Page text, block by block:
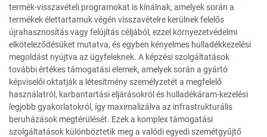
termék-visszavételi programokat is kínálnak, amelyek során a
termékek élettartamuk végén visszavételre kerülnek felelős
újrahasznosítás vagy felújítás céljából, ezzel környezetvédelmi
elköteleződésüket mutatva, és egyben kényelmes hulladékkezelési
megoldást nyújtva az ügyfeleknek. A képzési szolgáltatások
további értékes támogatási elemek, amelyek során a gyártó
képviselői oktatják a létesítmény személyzetét a megfelelő
használatról, karbantartási eljárásokról és hulladékáram-kezelési
legjobb gyakorlatokról, így maximalizálva az infrastrukturális
beruházások megtérülését. Ezek a komplex támogatási
szolgáltatások különböztetik meg a valódi egyedi szemétgyűjtő